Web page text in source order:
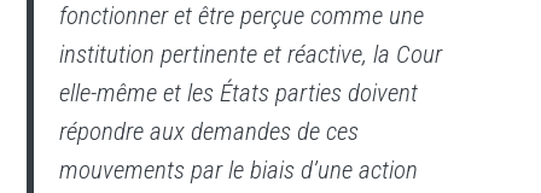
fonctionner et être perçue comme une
institution pertinente et réactive, la Cour
elle-même et les États parties doivent
répondre aux demandes de ces
mouvements par le biais d’une action